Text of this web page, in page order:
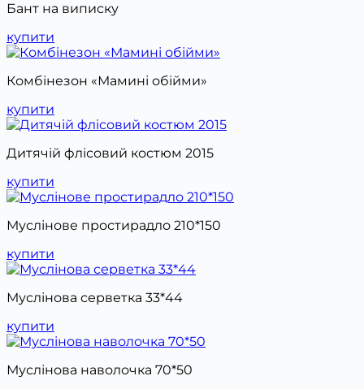
Бант на виписку
купити
Комбінезон «Мамині обійми»
купити
Дитячій флісовий костюм 2015
купити
Муслінове простирадло 210*150
купити
Муслінова серветка 33*44
купити
Муслінова наволочка 70*50